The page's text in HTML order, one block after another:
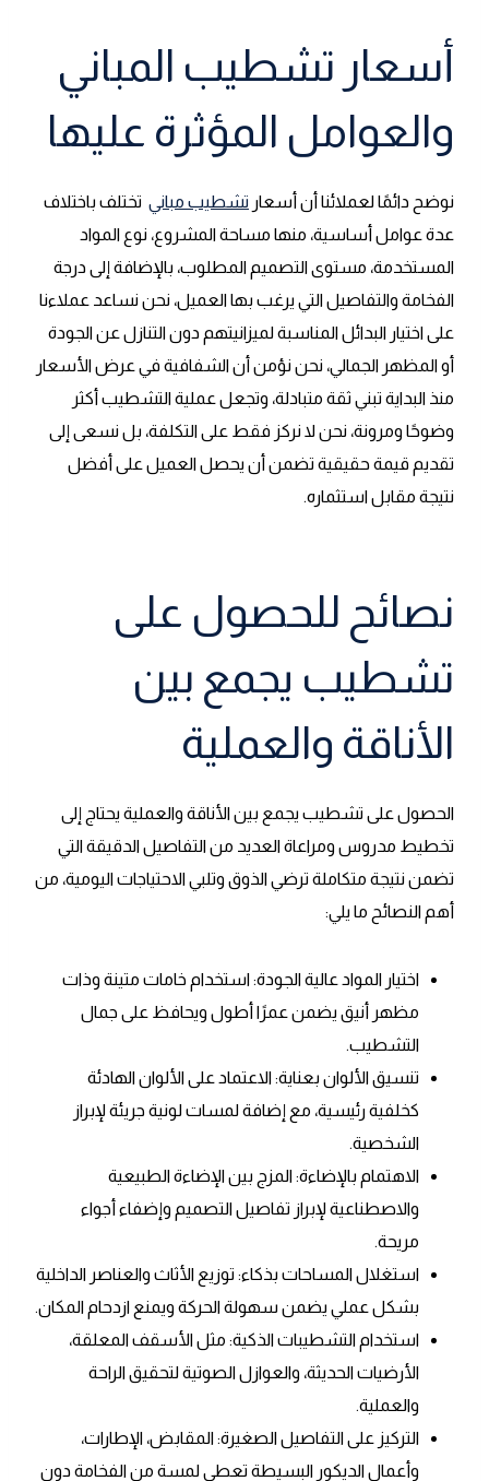
أسعار تشطيب المباني
والعوامل المؤثرة عليها
نوضح دائمًا لعملائنا أن أسعار تشطيب مباني تختلف باختلاف
عدة عوامل أساسية، منها مساحة المشروع، نوع المواد
المستخدمة، مستوى التصميم المطلوب، بالإضافة إلى درجة
الفخامة والتفاصيل التي يرغب بها العميل، نحن نساعد عملاءنا
على اختيار البدائل المناسبة لميزانيتهم دون التنازل عن الجودة
أو المظهر الجمالي، نحن نؤمن أن الشفافية في عرض الأسعار
منذ البداية تبني ثقة متبادلة، وتجعل عملية التشطيب أكثر
وضوحًا ومرونة، نحن لا نركز فقط على التكلفة، بل نسعى إلى
تقديم قيمة حقيقية تضمن أن يحصل العميل على أفضل
نتيجة مقابل استثماره.
نصائح للحصول على
تشطيب يجمع بين
الأناقة والعملية
الحصول على تشطيب يجمع بين الأناقة والعملية يحتاج إلى
تخطيط مدروس ومراعاة العديد من التفاصيل الدقيقة التي
تضمن نتيجة متكاملة ترضي الذوق وتلبي الاحتياجات اليومية، من
أهم النصائح ما يلي:
اختيار المواد عالية الجودة: استخدام خامات متينة وذات
مظهر أنيق يضمن عمرًا أطول ويحافظ على جمال
التشطيب.
تنسيق الألوان بعناية: الاعتماد على الألوان الهادئة
كخلفية رئيسية، مع إضافة لمسات لونية جريئة لإبراز
الشخصية.
الاهتمام بالإضاءة: المزج بين الإضاءة الطبيعية
والاصطناعية لإبراز تفاصيل التصميم وإضفاء أجواء
مريحة.
استغلال المساحات بذكاء: توزيع الأثاث والعناصر الداخلية
بشكل عملي يضمن سهولة الحركة ويمنع ازدحام المكان.
استخدام التشطيبات الذكية: مثل الأسقف المعلقة،
الأرضيات الحديثة، والعوازل الصوتية لتحقيق الراحة
والعملية.
التركيز على التفاصيل الصغيرة: المقابض، الإطارات،
وأعمال الديكور البسيطة تعطي لمسة من الفخامة دون